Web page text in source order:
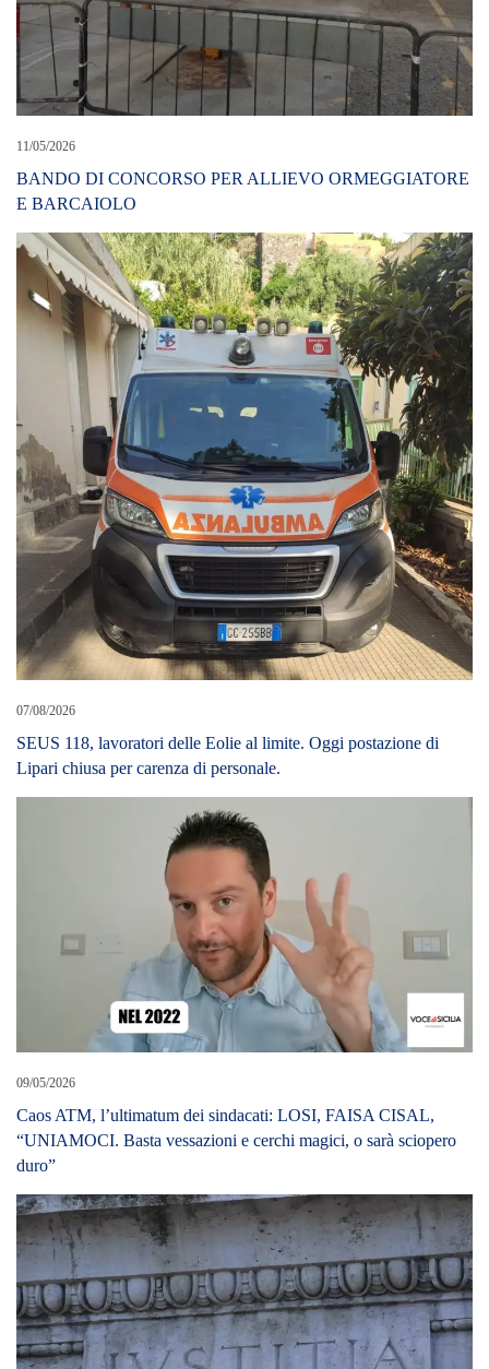
11/05/2026
BANDO DI CONCORSO PER ALLIEVO ORMEGGIATORE
E BARCAIOLO
07/08/2026
SEUS 118, lavoratori delle Eolie al limite. Oggi postazione di
Lipari chiusa per carenza di personale.
09/05/2026
Caos ATM, l’ultimatum dei sindacati: LOSI, FAISA CISAL,
“UNIAMOCI. Basta vessazioni e cerchi magici, o sarà sciopero
duro”